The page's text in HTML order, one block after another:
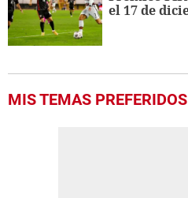
el 17 de
MIS TEMAS PREFERIDOS